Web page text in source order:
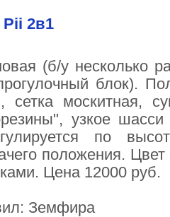
Pii 2в1
(б/у несколько
блок).
сетка москитная,
узкое
по
положения.
Цена 12000 руб.
Земфира